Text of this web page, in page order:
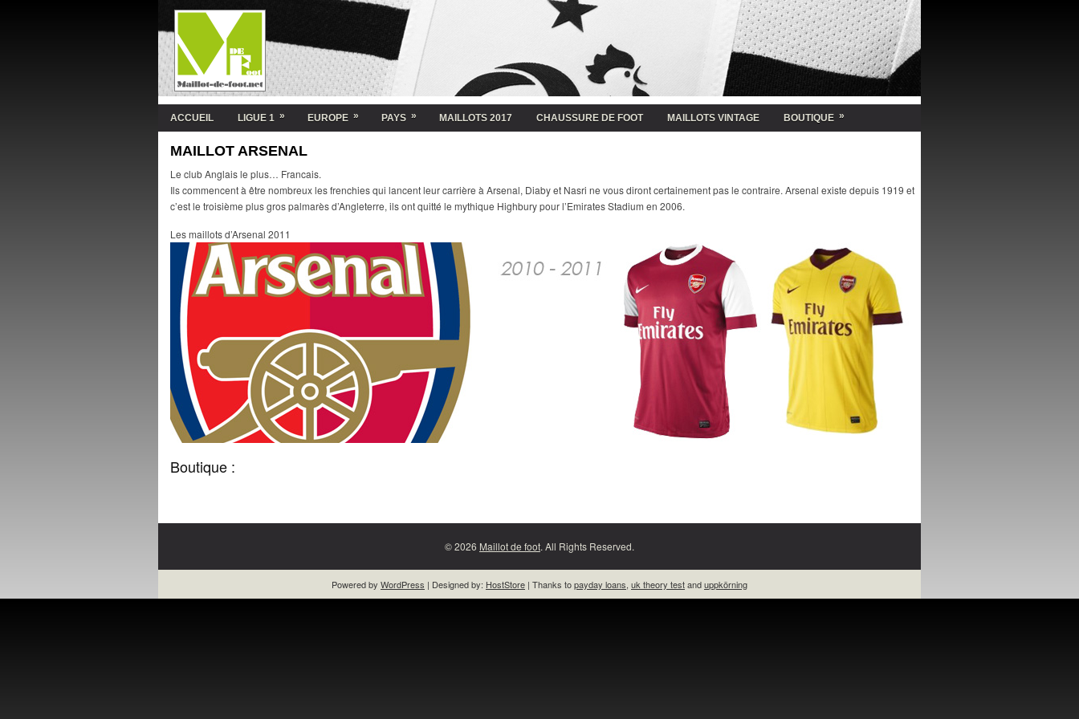
ACCUEIL LIGUE 1 » EUROPE » PAYS » MAILLOTS 2017 CHAUSSURE DE FOOT MAILLOTS VINTAGE BOUTIQUE »
MAILLOT ARSENAL
Le club Anglais le plus… Francais.
Ils commencent à être nombreux les frenchies qui lancent leur carrière à Arsenal, Diaby et Nasri ne vous diront certainement pas le contraire. Arsenal existe depuis 1919 et
c’est le troisième plus gros palmarès d’Angleterre, ils ont quitté le mythique Highbury pour l’Emirates Stadium en 2006.
Les maillots d’Arsenal 2011
Boutique :
© 2026 Maillot de foot. All Rights Reserved.
Powered by WordPress | Designed by: HostStore | Thanks topayday loans, uk theory testanduppkörning